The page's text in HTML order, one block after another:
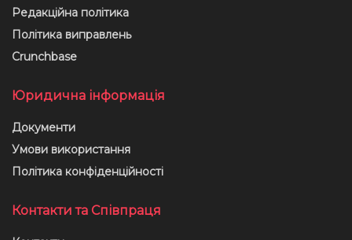
Редакційна політика
Політика виправлень
Crunchbase
Юридична інформація
Документи
Умови використання
Політика конфіденційності
Контакти та Співпраця